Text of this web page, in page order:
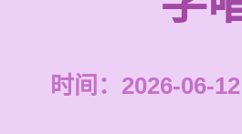
时间：2026-06-